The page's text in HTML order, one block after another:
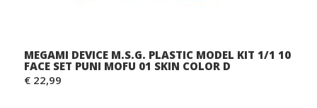
MEGAMI DEVICE M.S.G. PLASTIC MODEL KIT 1/1 10
FACE SET PUNI MOFU 01 SKIN COLOR D
€ 22,99